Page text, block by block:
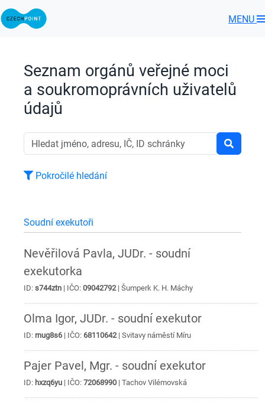
MENU
Seznam orgánů veřejné moci
a soukromoprávních uživatelů
údajů
Pokročilé hledání
Soudní exekutoři
Nevěřilová Pavla, JUDr. - soudní
exekutorka
ID:s744ztn | IČO:09042792| Šumperk K. H. Máchy
Olma Igor, JUDr. - soudní exekutor
ID: rnug8s6| IČO: 68110642| Svitavy náměstí Míru
Pajer Pavel, Mgr. - soudní exekutor
ID: hxzq6yu | IČO:72068990 | TachovVilémovská